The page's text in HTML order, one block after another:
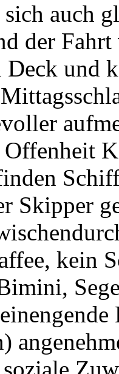
sich auch
der
Deck und
Skipper
kein